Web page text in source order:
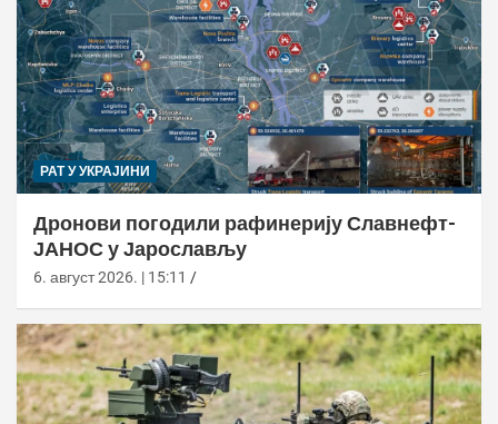
РАТ У УКРАЈИНИ
Дронови погодили рафинерију Славнефт-
ЈАНОС у Јарослављу
6. август 2026. | 15:11